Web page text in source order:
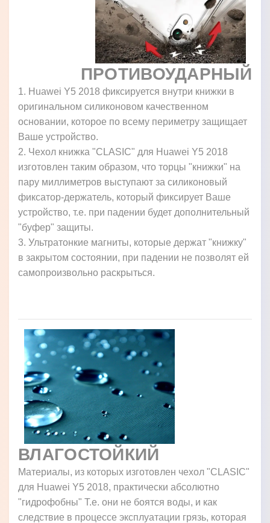
ПРОТИВОУДАРНЫЙ
1. Huawei Y5 2018 фиксируется внутри книжки в
оригинальном силиконовом качественном
основании, которое по всему периметру защищает
Ваше устройство.
2. Чехол книжка "CLASIC" для Huawei Y5 2018
изготовлен таким образом, что торцы "книжки" на
пару миллиметров выступают за силиконовый
фиксатор-держатель, который фиксирует Ваше
устройство, т.е. при падении будет дополнительный
"буфер" защиты.
3. Ультратонкие магниты, которые держат "книжку"
в закрытом состоянии, при падении не позволят ей
самопроизвольно раскрыться.
ВЛАГОСТОЙКИЙ
Материалы, из которых изготовлен чехол "CLASIC"
для Huawei Y5 2018, практически абсолютно
"гидрофобны" Т.е. они не боятся воды, и как
следствие в процессе эксплуатации грязь, которая